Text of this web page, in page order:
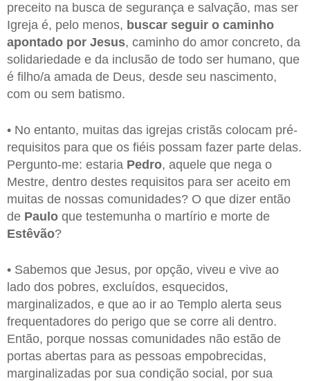
preceito na busca de segurança e salvação, mas ser
Igreja é, pelo menos, buscar seguir o caminho
apontado por Jesus, caminho do amor concreto, da
solidariedade e da inclusão de todo ser humano, que
é filho/a amada de Deus, desde seu nascimento,
com ou sem batismo.
• No entanto, muitas das igrejas cristãs colocam pré-
requisitos para que os fiéis possam fazer parte delas.
Pergunto-me: estaria Pedro, aquele que nega o
Mestre, dentro destes requisitos para ser aceito em
muitas de nossas comunidades? O que dizer então
de Paulo que testemunha o martírio e morte de
Estêvão?
• Sabemos que Jesus, por opção, viveu e vive ao
lado dos pobres, excluídos, esquecidos,
marginalizados, e que ao ir ao Templo alerta seus
frequentadores do perigo que se corre ali dentro.
Então, porque nossas comunidades não estão de
portas abertas para as pessoas empobrecidas,
marginalizadas por sua condição social, por sua